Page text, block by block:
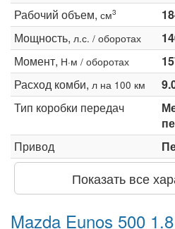
Рабочий объем, см3
Мощность, л.с. / оборотах
Момент, Н·м / оборотах
Расход комби, л на 100 км
Тип коробки передач
Привод
Показать все
Mazda Eunos 500